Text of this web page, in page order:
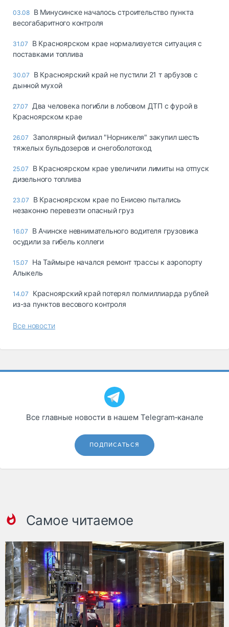
03.08 В Минусинске началось строительство пункта
весогабаритного контроля
31.07
В Красноярском крае нормализуется ситуация с
поставками топлива
30.07
В Красноярский край не пустили 21 т арбузов с
дынной мухой
27.07
Два человека погибли в лобовом ДТП с фурой в
Красноярском крае
26.07
Заполярный филиал "Норникеля" закупил шесть
тяжелых бульдозеров и снегоболотоход
25.07
В Красноярском крае увеличили лимиты на отпуск
дизельного топлива
23.07
В Красноярском крае по Енисею пытались
незаконно перевезти опасный груз
16.07
В Ачинске невнимательного водителя грузовика
осудили за гибель коллеги
15.07
На Таймыре начался ремонт трассы к аэропорту
Алыкель
14.07
Красноярский край потерял полмиллиарда рублей
из-за пунктов весового контроля
Все новости
Все главные новости в нашем Telegram‑канале
ПОДПИСАТЬСЯ
Самое читаемое